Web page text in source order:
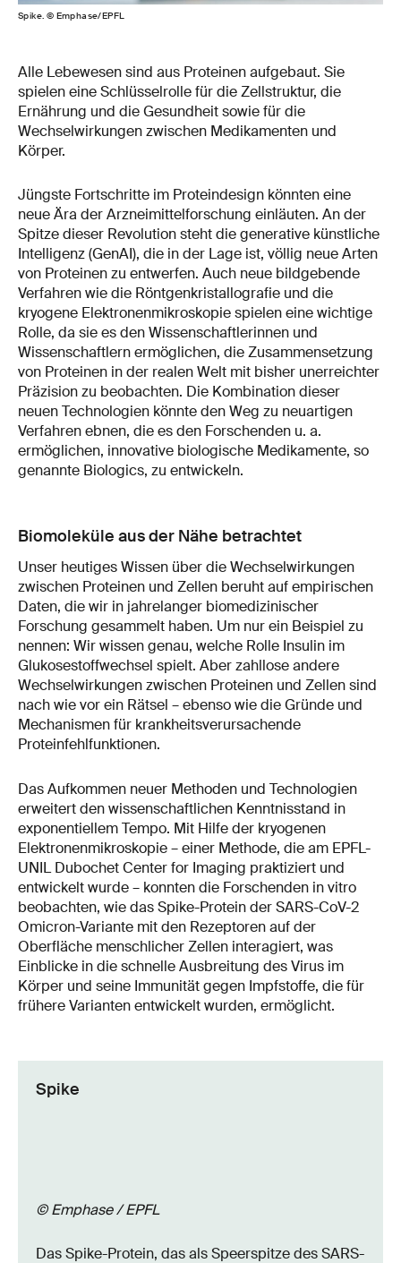
Spike. © Emphase/EPFL
Alle Lebewesen sind aus Proteinen aufgebaut. Sie
spielen eine Schlüsselrolle für die Zellstruktur, die
Ernährung und die Gesundheit sowie für die
Wechselwirkungen zwischen Medikamenten und
Körper.
Jüngste Fortschritte im Proteindesign könnten eine
neue Ära der Arzneimittelforschung einläuten. An der
Spitze dieser Revolution steht die generative künstliche
Intelligenz (GenAI), die in der Lage ist, völlig neue Arten
von Proteinen zu entwerfen. Auch neue bildgebende
Verfahren wie die Röntgenkristallografie und die
kryogene Elektronenmikroskopie spielen eine wichtige
Rolle, da sie es den Wissenschaftlerinnen und
Wissenschaftlern ermöglichen, die Zusammensetzung
von Proteinen in der realen Welt mit bisher unerreichter
Präzision zu beobachten. Die Kombination dieser
neuen Technologien könnte den Weg zu neuartigen
Verfahren ebnen, die es den Forschenden u. a.
ermöglichen, innovative biologische Medikamente, so
genannte Biologics, zu entwickeln.
Biomoleküle aus der Nähe betrachtet
Unser heutiges Wissen über die Wechselwirkungen
zwischen Proteinen und Zellen beruht auf empirischen
Daten, die wir in jahrelanger biomedizinischer
Forschung gesammelt haben. Um nur ein Beispiel zu
nennen: Wir wissen genau, welche Rolle Insulin im
Glukosestoffwechsel spielt. Aber zahllose andere
Wechselwirkungen zwischen Proteinen und Zellen sind
nach wie vor ein Rätsel – ebenso wie die Gründe und
Mechanismen für krankheitsverursachende
Proteinfehlfunktionen.
Das Aufkommen neuer Methoden und Technologien
erweitert den wissenschaftlichen Kenntnisstand in
exponentiellem Tempo. Mit Hilfe der kryogenen
Elektronenmikroskopie – einer Methode, die am EPFL-
UNIL Dubochet Center for Imaging praktiziert und
entwickelt wurde – konnten die Forschenden in vitro
beobachten, wie das Spike-Protein der SARS-CoV-2
Omicron-Variante mit den Rezeptoren auf der
Oberfläche menschlicher Zellen interagiert, was
Einblicke in die schnelle Ausbreitung des Virus im
Körper und seine Immunität gegen Impfstoffe, die für
frühere Varianten entwickelt wurden, ermöglicht.
Spike
© Emphase / EPFL
Das Spike-Protein, das als Speerspitze des SARS-